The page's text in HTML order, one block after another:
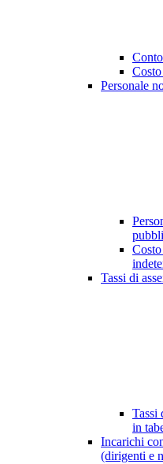
Personale
Tassi di
Tassi
in
Incarichi
(dirigenti e